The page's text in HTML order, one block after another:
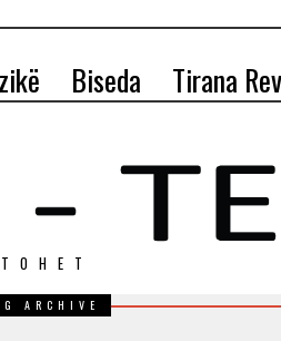
Biseda Tirana
ARCHIVE